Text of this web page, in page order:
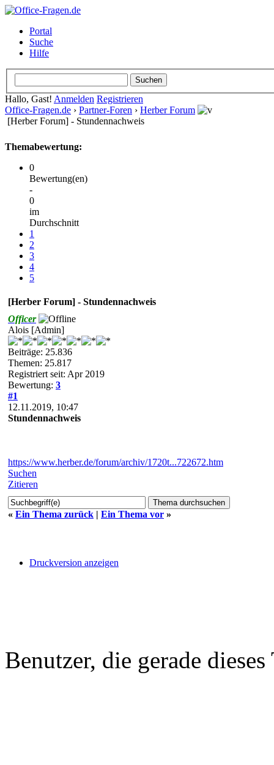
Portal
Suche
Hilfe
Hallo, Gast! Anmelden Registrieren
Office-Fragen.de › Partner-Foren › Herber Forum
[Herber Forum] - Stundennachweis
Themabewertung:
0
Bewertung(en)
-
0
im
Durchschnitt
1
2
3
4
5
[Herber Forum] - Stundennachweis
Officer
Alois [Admin]
Beiträge: 25.836
Themen: 25.817
Registriert seit: Apr 2019
Bewertung: 3
#1
12.11.2019, 10:47
Stundennachweis
https://www.herber.de/forum/archiv/1720t...722672.htm
Suchen
Zitieren
« Ein Thema zurück | Ein Thema vor »
Druckversion anzeigen
Benutzer, die gerade